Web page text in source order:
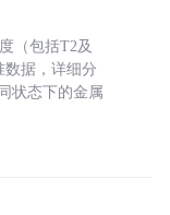
（包括T2及
数据，详细分
状态下的金属